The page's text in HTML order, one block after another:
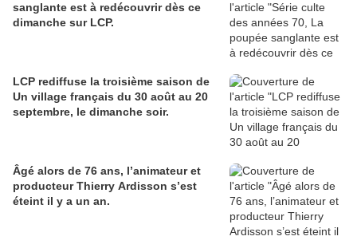
sanglante est à redécouvrir dès ce
dimanche sur LCP.
LCP rediffuse la troisième saison de
Un village français du 30 août au 20
septembre, le dimanche soir.
Âgé alors de 76 ans, l’animateur et
producteur Thierry Ardisson s’est
éteint il y a un an.